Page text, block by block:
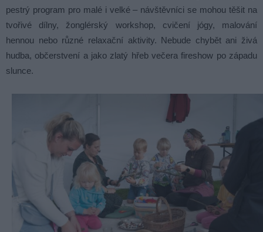
pestrý program pro malé i velké – návštěvníci se mohou těšit na
tvořivé dílny, žonglérský workshop, cvičení jógy, malování
hennou nebo různé relaxační aktivity. Nebude chybět ani živá
hudba, občerstvení a jako zlatý hřeb večera fireshow po západu
slunce.